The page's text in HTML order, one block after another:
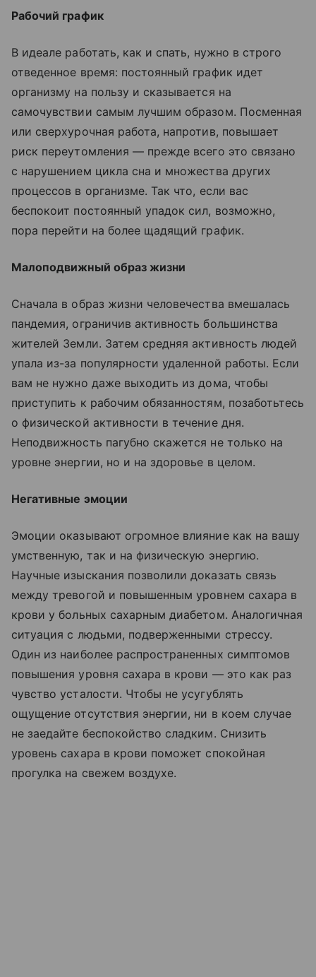
Рабочий график
В идеале работать, как и спать, нужно в строго
отведенное время: постоянный график идет
организму на пользу и сказывается на
самочувствии самым лучшим образом. Посменная
или сверхурочная работа, напротив, повышает
риск переутомления — прежде всего это связано
с нарушением цикла сна и множества других
процессов в организме. Так что, если вас
беспокоит постоянный упадок сил, возможно,
пора перейти на более щадящий график.
Малоподвижный образ жизни
Сначала в образ жизни человечества вмешалась
пандемия, ограничив активность большинства
жителей Земли. Затем средняя активность людей
упала из-за популярности удаленной работы. Если
вам не нужно даже выходить из дома, чтобы
приступить к рабочим обязанностям, позаботьтесь
о физической активности в течение дня.
Неподвижность пагубно скажется не только на
уровне энергии, но и на здоровье в целом.
Негативные эмоции
Эмоции оказывают огромное влияние как на вашу
умственную, так и на физическую энергию.
Научные изыскания позволили доказать связь
между тревогой и повышенным уровнем сахара в
крови у больных сахарным диабетом. Аналогичная
ситуация с людьми, подверженными стрессу.
Один из наиболее распространенных симптомов
повышения уровня сахара в крови — это как раз
чувство усталости. Чтобы не усугублять
ощущение отсутствия энергии, ни в коем случае
не заедайте беспокойство сладким. Снизить
уровень сахара в крови поможет спокойная
прогулка на свежем воздухе.